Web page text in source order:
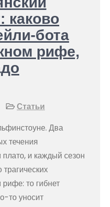
каково
бота
рифе,
Статьи
Два
течения
и каждый сезон
то гибнет
то уносит